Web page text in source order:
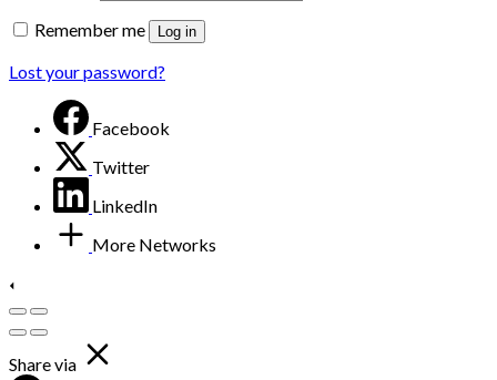
Remember me
Log in
Lost your password?
Facebook
Twitter
LinkedIn
More Networks
Share via